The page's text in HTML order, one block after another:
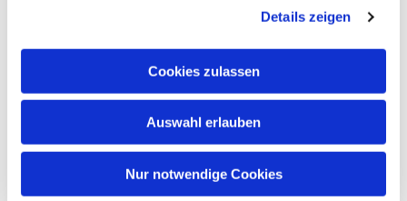
Details zeigen
Cookies zulassen
Auswahl erlauben
Nur notwendige Cookies